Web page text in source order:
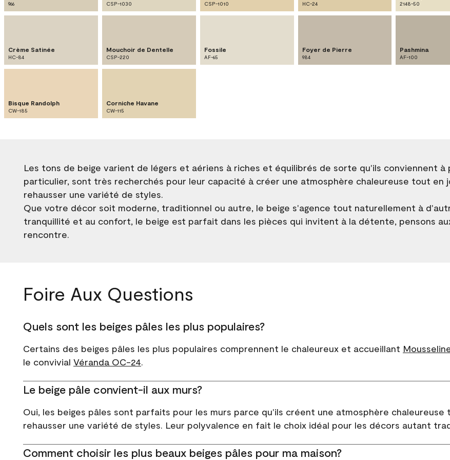
966 CSP-1030 CSP-1010 HC-24 2148-50
Crème Satinée
HC-84
Mouchoir de Dentelle
CSP-220
Fossile
AF-65
Foyer de Pierre
984
Pashmina
AF-100
Bisque Randolph
CW-185
Corniche Havane
CW-115
Les tons de beige varient de légers et aériens à riches et équilibrés de sorte qu'ils conviennent à
particulier, sont très recherchés pour leur capacité à créer une atmosphère chaleureuse tout
rehausser une variété de styles.
Que votre décor soit moderne, traditionnel ou autre, le beige s'agence tout naturellement à
tranquillité et au confort, le beige est parfait dans les pièces qui invitent à la détente, pensons
rencontre.
Foire Aux Questions
Quels sont les beiges pâles les plus populaires?
Certains des beiges pâles les plus populaires comprennent le chaleureux et accueillant
le convivial Véranda OC-24.
Le beige pâle convient-il aux murs?
Oui, les beiges pâles sont parfaits pour les murs parce qu'ils créent une atmosphère
rehausser une variété de styles. Leur polyvalence en fait le choix idéal pour les décors autant
Comment choisir les plus beaux beiges pâles pour ma maison?